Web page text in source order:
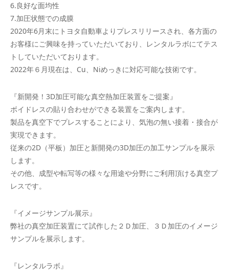
6.良好な面均性
7.加圧状態での成膜
2020年6月末にトヨタ自動車よりプレスリリースされ、各方面の
お客様にご興味を持っていただいており、レンタルラボにてテス
トしていただいております。
2022年６月現在は、Cu、Niめっきに対応可能な技術です。
『新開発！3D加圧可能な真空熱加圧装置をご提案』
ボイドレスの貼り合わせができる装置をご案内します。
製品を真空下でプレスすることにより、気泡の無い接着・接合が
実現できます。
従来の2D（平板）加圧と新開発の3D加圧の加工サンプルを展示
します。
その他、成型や転写等の様々な用途や分野にご利用頂ける真空プ
レスです。
『イメージサンプル展示』
弊社の真空加圧装置にて試作した２Ｄ加圧、３Ｄ加圧のイメージ
サンプルを展示します。
『レンタルラボ』